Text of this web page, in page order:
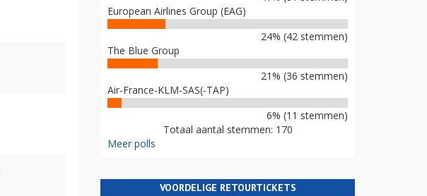
European Airlines Group (EAG)
24% (42 stemmen)
The Blue Group
21% (36 stemmen)
Air-France-KLM-SAS(-TAP)
6% (11 stemmen)
Totaal aantal stemmen: 170
Meer polls
VOORDELIGE RETOURTICKETS